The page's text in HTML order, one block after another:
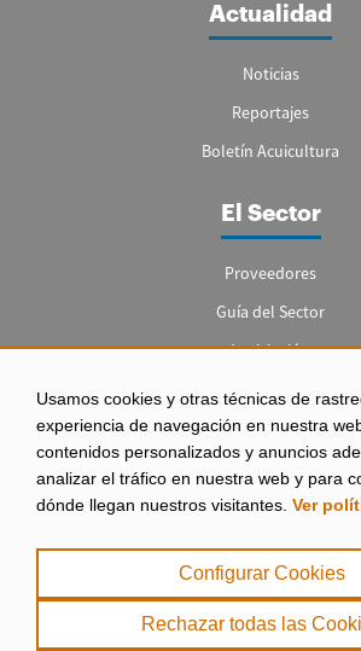
Usamos cookies y otras técnicas de
experiencia de navegación en nuestra
contenidos personalizados y anuncios
analizar el tráfico en nuestra web y para
dónde llegan nuestros visitantes. Ver
Configurar Cookies
Rechazar todas las
Actualidad
Noticias
Reportajes
Boletín Acuicultura
El Sector
Proveedores
Guía del Sector
Legislación
Empleo
Aviso legal
|
Política de Privacidad
|